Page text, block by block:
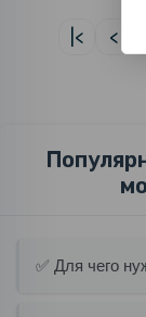
|< <
✅ Для чего